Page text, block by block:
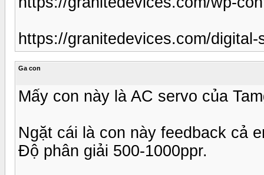
https://granitedevices.com/
Ga con
Mấy con này là AC servo của
Ngặt cái là con này feedback cả
Độ phân giải 500-1000ppr.